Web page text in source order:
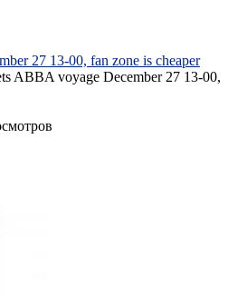
27 13-00, fan zone is cheaper
ABBA voyage December 27 13-00,